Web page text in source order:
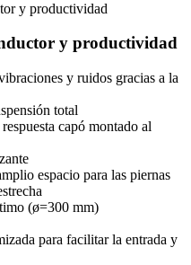
y productividad
y ruidos gracias a la
total
capó montado al
espacio para las piernas
(ø=300 mm)
para facilitar la entrada y